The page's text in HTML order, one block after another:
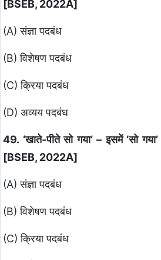
[BSEB, 2022A]
(A) संज्ञा पदबंध
(B) विशेषण पदबंध
(C) क्रिया पदबंध
(D) अव्यय पदबंध
49. ‘खाते-पीते सो गया’ – इसमें ‘सो
[BSEB, 2022A]
(A) संज्ञा पदबंध
(B) विशेषण पदबंध
(C) क्रिया पदबंध